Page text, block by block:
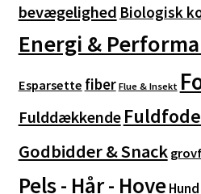
bevægelighed Biologisk
Energi &
Esparsette fiber Flue & Insekt
Fulddækkende
Godbidder & Snack
Pels - Hår - HoveHund